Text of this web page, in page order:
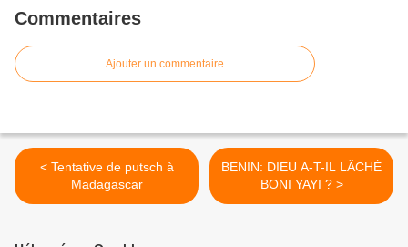
Commentaires
Ajouter un commentaire
< Tentative de putsch à
Madagascar
BENIN: DIEU A-T-IL LÂCHÉ
BONI YAYI ? >